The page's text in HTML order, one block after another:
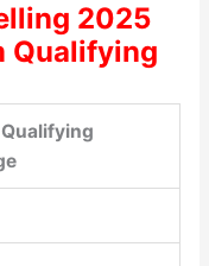
2025
Qualifying